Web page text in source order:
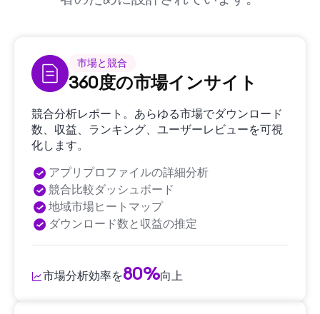
市場と競合
360度の市場インサイト
競合分析レポート。あらゆる市場でダウンロード
数、収益、ランキング、ユーザーレビューを可視
化します。
アプリプロファイルの詳細分析
競合比較ダッシュボード
地域市場ヒートマップ
ダウンロード数と収益の推定
市場分析効率を80%向上